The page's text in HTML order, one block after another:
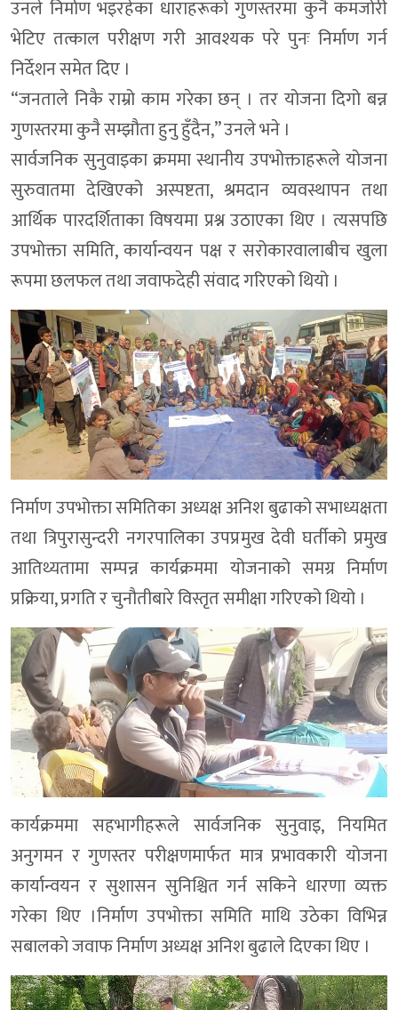
उनले निर्माण भइरहेका धाराहरूको गुणस्तरमा कुनै कमजोरी
भेटिए तत्काल परीक्षण गरी आवश्यक परे पुनः निर्माण गर्न
निर्देशन समेत दिए ।
“जनताले निकै राम्रो काम गरेका छन् । तर योजना दिगो बन्न
गुणस्तरमा कुनै सम्झौता हुनु हुँदैन,” उनले भने ।
सार्वजनिक सुनुवाइका क्रममा स्थानीय उपभोक्ताहरूले योजना
सुरुवातमा देखिएको अस्पष्टता, श्रमदान व्यवस्थापन तथा
आर्थिक पारदर्शिताका विषयमा प्रश्न उठाएका थिए । त्यसपछि
उपभोक्ता समिति, कार्यान्वयन पक्ष र सरोकारवालाबीच खुला
रूपमा छलफल तथा जवाफदेही संवाद गरिएको थियो ।
निर्माण उपभोक्ता समितिका अध्यक्ष अनिश बुढाको सभाध्यक्षता
तथा त्रिपुरासुन्दरी नगरपालिका उपप्रमुख देवी घर्तीको प्रमुख
आतिथ्यतामा सम्पन्न कार्यक्रममा योजनाको समग्र निर्माण
प्रक्रिया, प्रगति र चुनौतीबारे विस्तृत समीक्षा गरिएको थियो ।
कार्यक्रममा सहभागीहरूले सार्वजनिक सुनुवाइ, नियमित
अनुगमन र गुणस्तर परीक्षणमार्फत मात्र प्रभावकारी योजना
कार्यान्वयन र सुशासन सुनिश्चित गर्न सकिने धारणा व्यक्त
गरेका थिए ।निर्माण उपभोक्ता समिति माथि उठेका विभिन्न
सबालकाे जवाफ निर्माण अध्यक्ष अनिश बुढाले दिएका थिए ।
Video